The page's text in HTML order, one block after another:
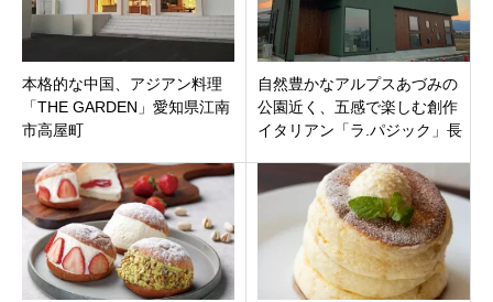
本格的な中国、アジアン料理
「THE GARDEN」愛知県江南
市高屋町
自然豊かなアルプスあづみの
公園近く、五感で楽しむ創作
イタリアン「ラ.パジック」長